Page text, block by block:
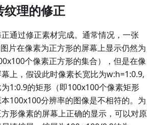
纹理的修正
通过修正素材完成。通常情况，一张
片在像素为正方形的屏幕上显示仍然为
个像素正方形的集合），但是在像
上，假设此时像素长宽比为w:h=1:0.9,
1:0.9的矩形（即100x100个像素矩形
100x100分辨率的图像是不相符的。为
形像素的屏幕上正确的显示，可以对原